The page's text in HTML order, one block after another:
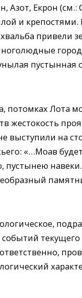
Азот, Екрон (см.:
и крепостями.
привели
пустынная
потомках Лота
жестокость
выступили на
«…Моав
событий